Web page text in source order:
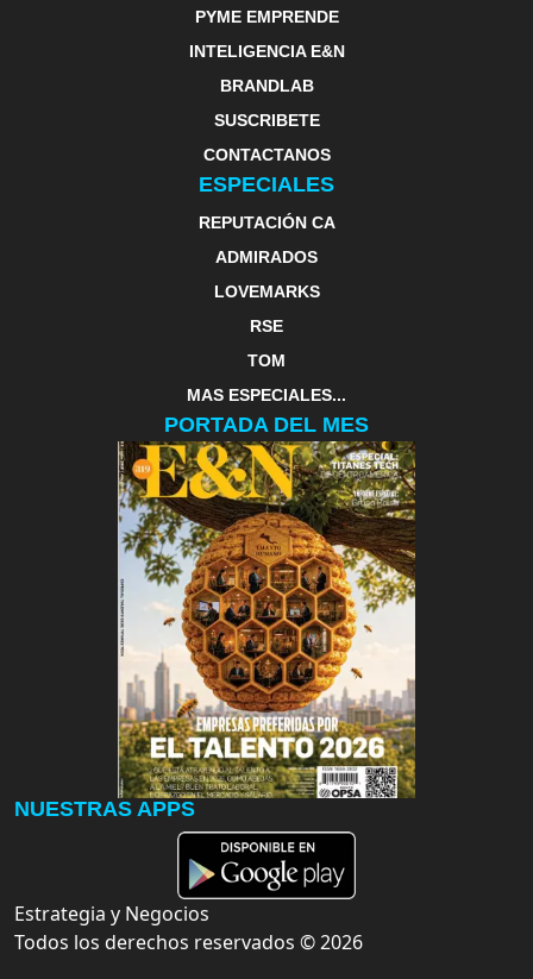
PYME EMPRENDE
INTELIGENCIA E&N
BRANDLAB
SUSCRIBETE
CONTACTANOS
ESPECIALES
REPUTACIÓN CA
ADMIRADOS
LOVEMARKS
RSE
TOM
MAS ESPECIALES...
PORTADA DEL MES
NUESTRAS APPS
Estrategia y Negocios
Todos los derechos reservados ©2026